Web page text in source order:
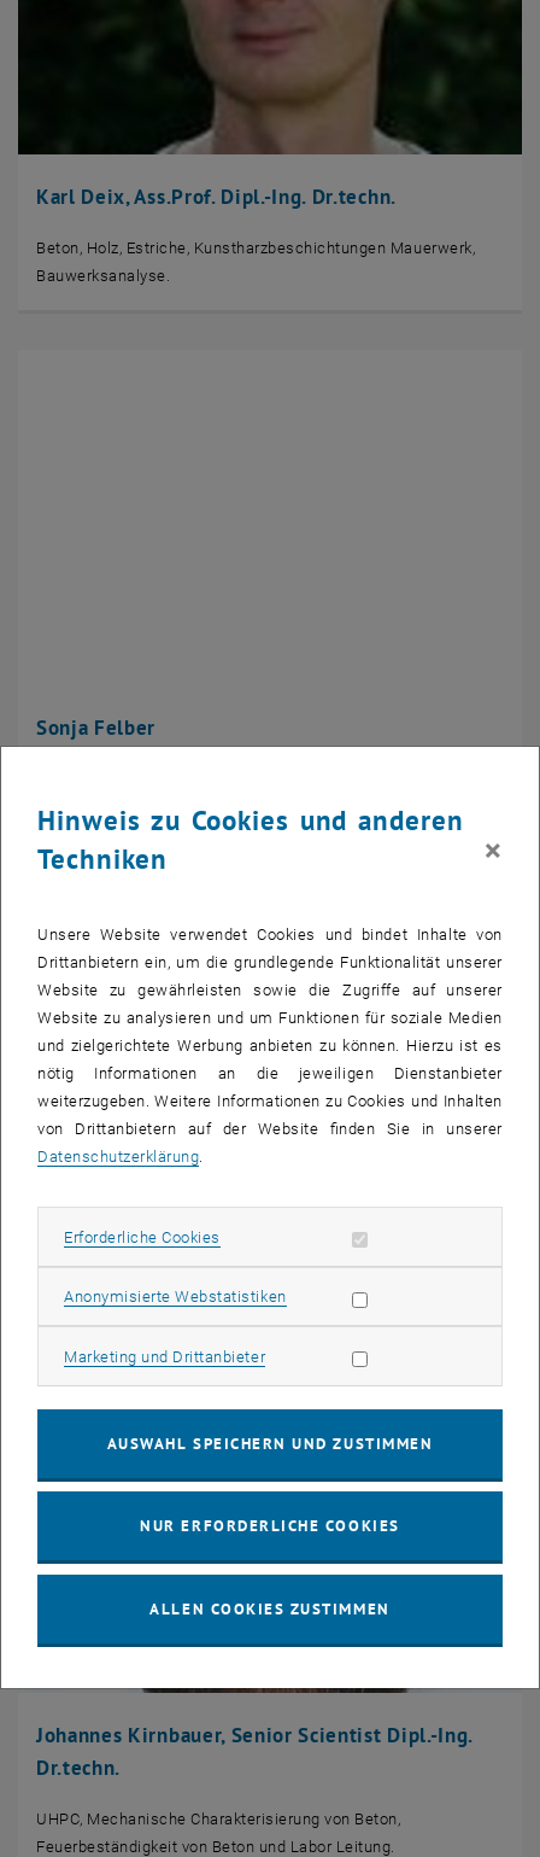
Karl Deix, Ass.Prof. Dipl.-Ing. Dr.techn.
Beton, Holz, Estriche, Kunstharzbeschichtungen Mauerwerk,
Bauwerksanalyse.
Sonja Felber
Aurélie Jacob, Projektass.(FWF) Dr.in rer.nat.
Johannes Kirnbauer, Senior Scientist Dipl.-Ing.
Dr.techn.
UHPC, Mechanische Charakterisierung von Beton,
Feuerbeständigkeit von Beton und Labor Leitung.
Hinweis zu Cookies und anderen
Techniken
×
Unsere Website verwendet Cookies und bindet Inhalte von
Drittanbietern ein, um die grundlegende Funktionalität unserer
Website zu gewährleisten sowie die Zugriffe auf unserer
Website zu analysieren und um Funktionen für soziale Medien
und zielgerichtete Werbung anbieten zu können. Hierzu ist es
nötig Informationen an die jeweiligen Dienstanbieter
weiterzugeben. Weitere Informationen zu Cookies und Inhalten
von Drittanbietern auf der Website finden Sie in unserer
Datenschutzerklärung.
Erforderliche Cookies Erforderliche Cookies zulassen
Anonymisierte WebstatistikenStatistik Cookies zulassen
Marketing und DrittanbieterMarketing Cookies zulassen
AUSWAHL SPEICHERN UND ZUSTIMMEN
NUR ERFORDERLICHE COOKIES
ALLEN COOKIES ZUSTIMMEN